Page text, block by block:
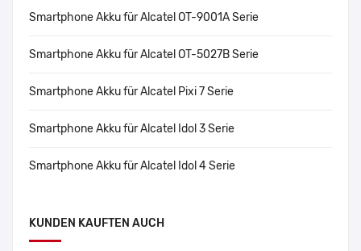
Smartphone Akku für Alcatel OT-9001A Serie
Smartphone Akku für Alcatel OT-5027B Serie
Smartphone Akku für Alcatel Pixi 7 Serie
Smartphone Akku für Alcatel Idol 3 Serie
Smartphone Akku für Alcatel Idol 4 Serie
KUNDEN KAUFTEN AUCH